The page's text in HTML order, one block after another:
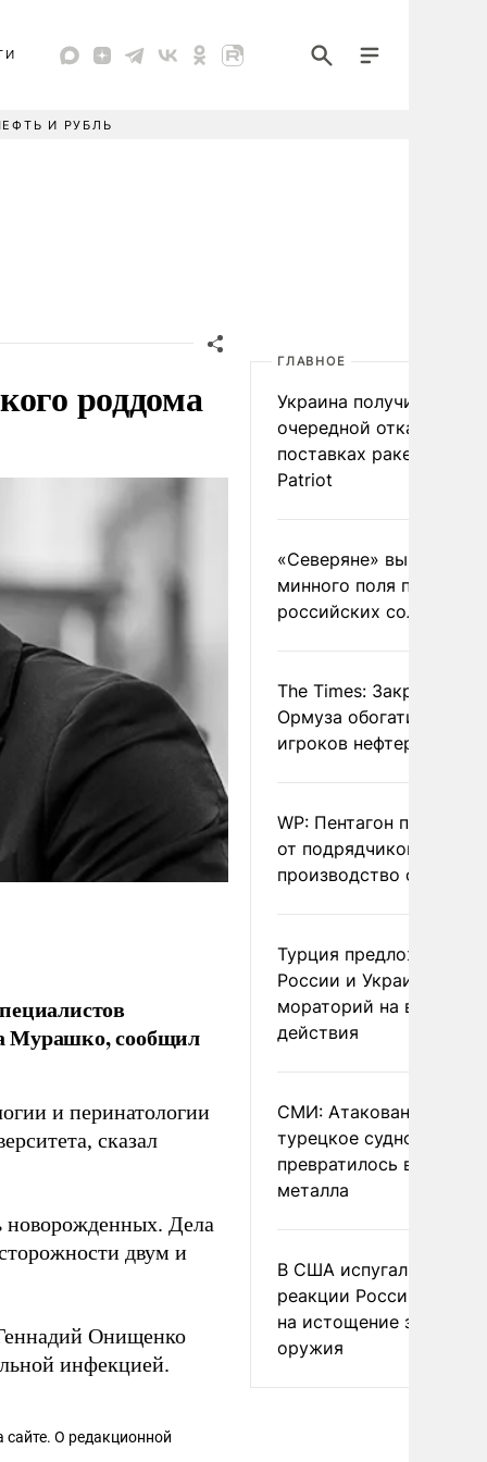
И РУБЛЬ
роддома
Мурашко, сообщил
и перинатологии
сказал
новорожденных. Дела
двум и
Онищенко
инфекцией.
сайте. О редакционной
ГЛАВНОЕ
Украина получила
очередной отказ в
поставках ракет для
Patriot
«Северяне» вывели с
минного поля пленных
российских солдат
The Times: Закрытие
Ормуза обогатило
игроков нефтерынка
WP: Пентагон
от подрядчиков
производство оружия
Турция предложила
России и Украине
мораторий на военные
действия
СМИ: Атакованное ВСУ
турецкое судно
превратилось в груду
металла
В США испугались
реакции России и
на истощение запасов
оружия